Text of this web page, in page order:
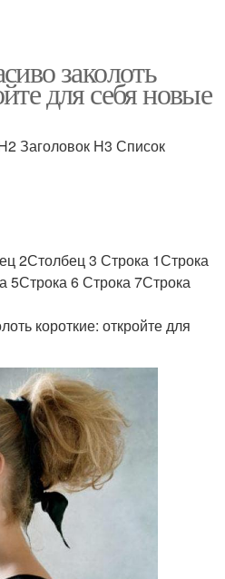
заколоть
для себя новые
Заголовок H3 Список
2Столбец 3 Строка 1Строка
5Строка 6 Строка 7Строка
короткие: откройте для